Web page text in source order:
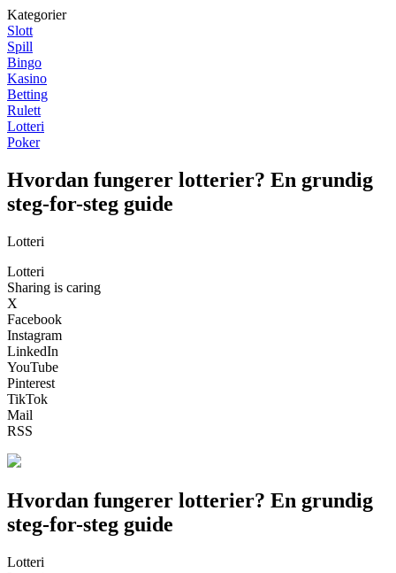
Kategorier
Slott
Spill
Bingo
Kasino
Betting
Rulett
Lotteri
Poker
Hvordan fungerer lotterier? En grundig
steg-for-steg guide
Lotteri
Lotteri
Sharing is caring
X
Facebook
Instagram
LinkedIn
YouTube
Pinterest
TikTok
Mail
RSS
Hvordan fungerer lotterier? En grundig
steg-for-steg guide
Lotteri